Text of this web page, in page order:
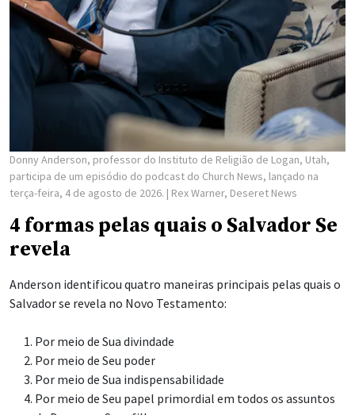
Donny Anderson, professor do Instituto de Religião de Logan, Utah,
participa de um episódio do podcast do Church News, lançado na
terça-feira, 4 de agosto de 2026. | Rex Warner, Deseret News
4 formas pelas quais o Salvador Se
revela
Anderson identificou quatro maneiras principais pelas quais o
Salvador se revela no Novo Testamento:
Por meio de Sua divindade
Por meio de Seu poder
Por meio de Sua indispensabilidade
Por meio de Seu papel primordial em todos os assuntos